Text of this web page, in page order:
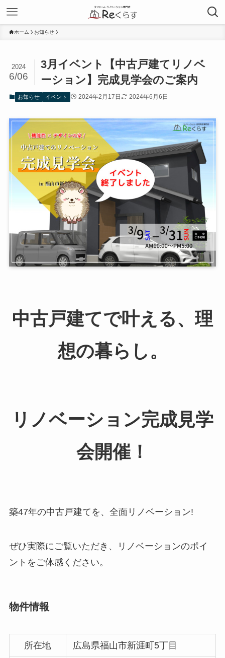
ホーム お知らせ
3月イベント【中古戸建てリノベ
ーション】完成見学会のご案内
2024
6/06
お知らせ イベント 2024年2月17日 2024年6月6日
中古戸建てで叶える、理
想の暮らし。
リノベーション完成見学
会開催！
築47年の中古戸建てを、全面リノベーション!
ぜひ実際にご覧いただき、リノベーションのポイ
ントをご体感ください。
物件情報
所在地 広島県福山市新涯町5丁目